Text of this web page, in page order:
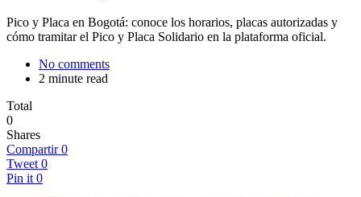
Pico y Placa en Bogotá: conoce los horarios, placas autorizadas y
cómo tramitar el Pico y Placa Solidario en la plataforma oficial.
No comments
2 minute read
Total
0
Shares
Compartir 0
Tweet 0
Pin it 0